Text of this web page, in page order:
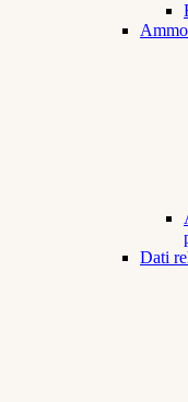
Dati